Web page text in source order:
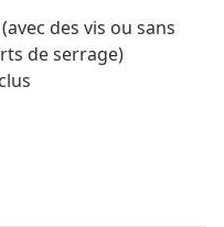
des vis ou sans
de serrage)